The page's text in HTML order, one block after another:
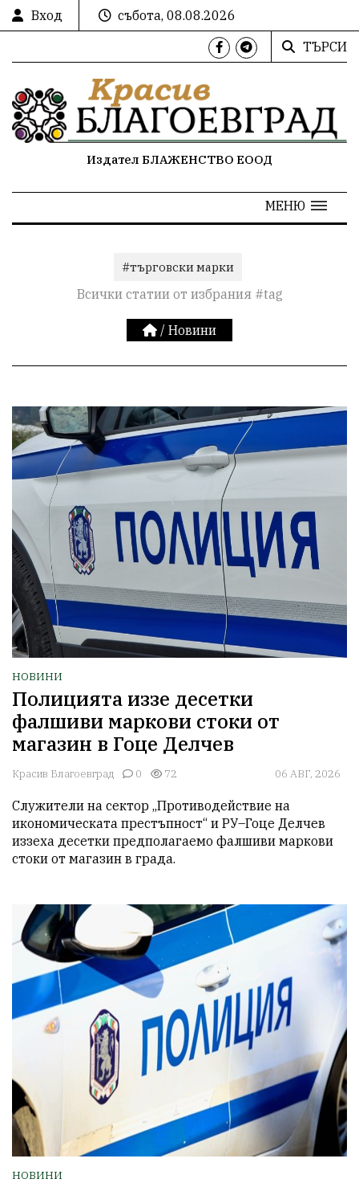
Вход
събота, 08.08.2026
ТЪРСИ
Издател БЛАЖЕНСТВО ЕООД
МЕНЮ
#търговски марки
Всички статии от избрания #tag
/ Новини
НОВИНИ
Полицията иззе десетки
фалшиви маркови стоки от
магазин в Гоце Делчев
Красив Благоевград 0 72 06 АВГ, 2026
Служители на сектор „Противодействие на
икономическата престъпност“ и РУ–Гоце Делчев
иззеха десетки предполагаемо фалшиви маркови
стоки от магазин в града.
НОВИНИ